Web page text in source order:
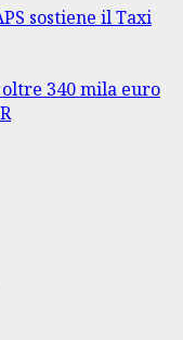
sostiene il Taxi
340 mila euro